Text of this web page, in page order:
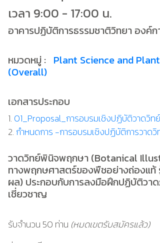
เวลา 9:00 - 17:00 น.
อาคารปฏิบัติการธรรมชาติวิทยา อง
หมวดหมู่ : Plant Science and
(Overall)
เอกสารประกอบ
1. 01_Proposal_การอบรมเชิงปฏิบัติวาดวิ
2. กำหนดการ -การอบรมเชิงปฏิบัติการวา
วาดวิทย์พินิจพฤกษา (Botanical
ทางพฤกษศาสตร์ของพืชอย่างถ่องแ
ผล) ประกอบกับการลงมือฝึกปฏิบัติว
เชี่ยวชาญ
รับจำนวน 50 ท่าน (หมดเขตรับสมัครแล้ว)